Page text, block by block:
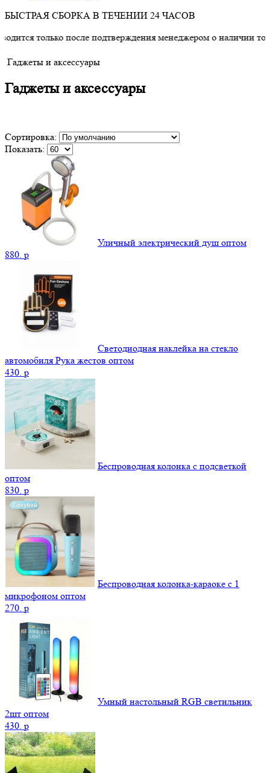
БЫСТРАЯ СБОРКА В ТЕЧЕНИИ 24 ЧАСОВ
после подтверждения менеджером о наличии товара.
Гаджеты и аксессуары
Гаджеты и аксессуары
Сортировка:
Показать:
Уличный электрический душ оптом
880. p
Светодиодная наклейка на стекло
автомобиля Рука жестов оптом
430. p
Беспроводная колонка с подсветкой
оптом
830. p
Беспроводная колонка-караоке с 1
микрофоном оптом
270. p
Умный настольный RGB светильник
2шт оптом
430. p